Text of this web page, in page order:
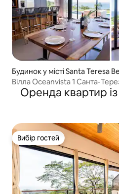
Будинок у місті Santa Teresa
Вілла Oceanvista 1 Санта-
Оренда квартир
Вибір гостей
Вибір гостей